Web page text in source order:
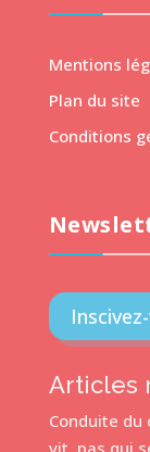
Mentions
Plan du site
Conditions
Articles
Conduite du